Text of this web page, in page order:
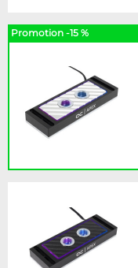
Promotion -15 %